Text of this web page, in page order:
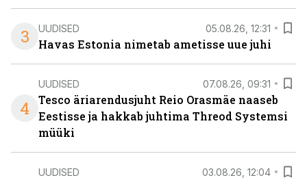
3 UUDISED 05.08.26, 12:31
Havas Estonia nimetab ametisse uue juhi
4
UUDISED 07.08.26, 09:31
Tesco äriarendusjuht Reio Orasmäe naaseb
Eestisse ja hakkab juhtima Threod Systemsi
müüki
UUDISED 03.08.26, 12:04